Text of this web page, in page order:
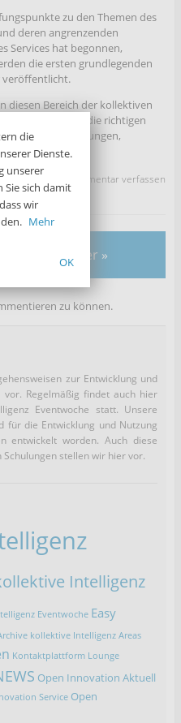
zu den Themen des
deren angrenzenden
Services hat begonnen,
die ersten grundlegenden
veröffentlicht.
diesen Bereich der kollektiven
Unternehmen die richtigen
weitere Hilfestellungen,
Kommentar verfassen
weiter »
zu können.
zur Entwicklung und
Regelmäßig findet auch hier
Eventwoche statt. Unsere
für die Entwicklung und Nutzung
entwickelt worden. Auch diese
stellen wir hier vor.
Intelligenz
Eventwoche Easy
kollektive Intelligenz Areas
Kontaktplattform Lounge
Open Innovation Aktuell
Service Open
die
Dienste.
unserer
Sie sich damit
wir
Mehr
OK